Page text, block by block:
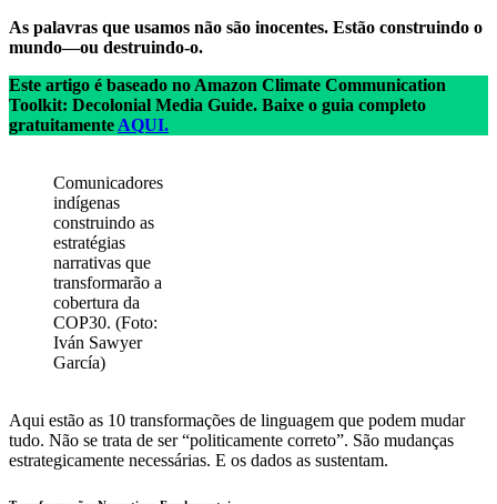
As palavras que usamos não são inocentes. Estão construindo o
mundo—ou destruindo-o.
Este artigo é baseado no Amazon Climate Communication
Toolkit: Decolonial Media Guide. Baixe o guia completo
gratuitamente AQUI.
Comunicadores
indígenas
construindo as
estratégias
narrativas que
transformarão a
cobertura da
COP30. (Foto:
Iván Sawyer
García)
Aqui estão as 10 transformações de linguagem que podem mudar
tudo. Não se trata de ser “politicamente correto”. São mudanças
estrategicamente necessárias. E os dados as sustentam.